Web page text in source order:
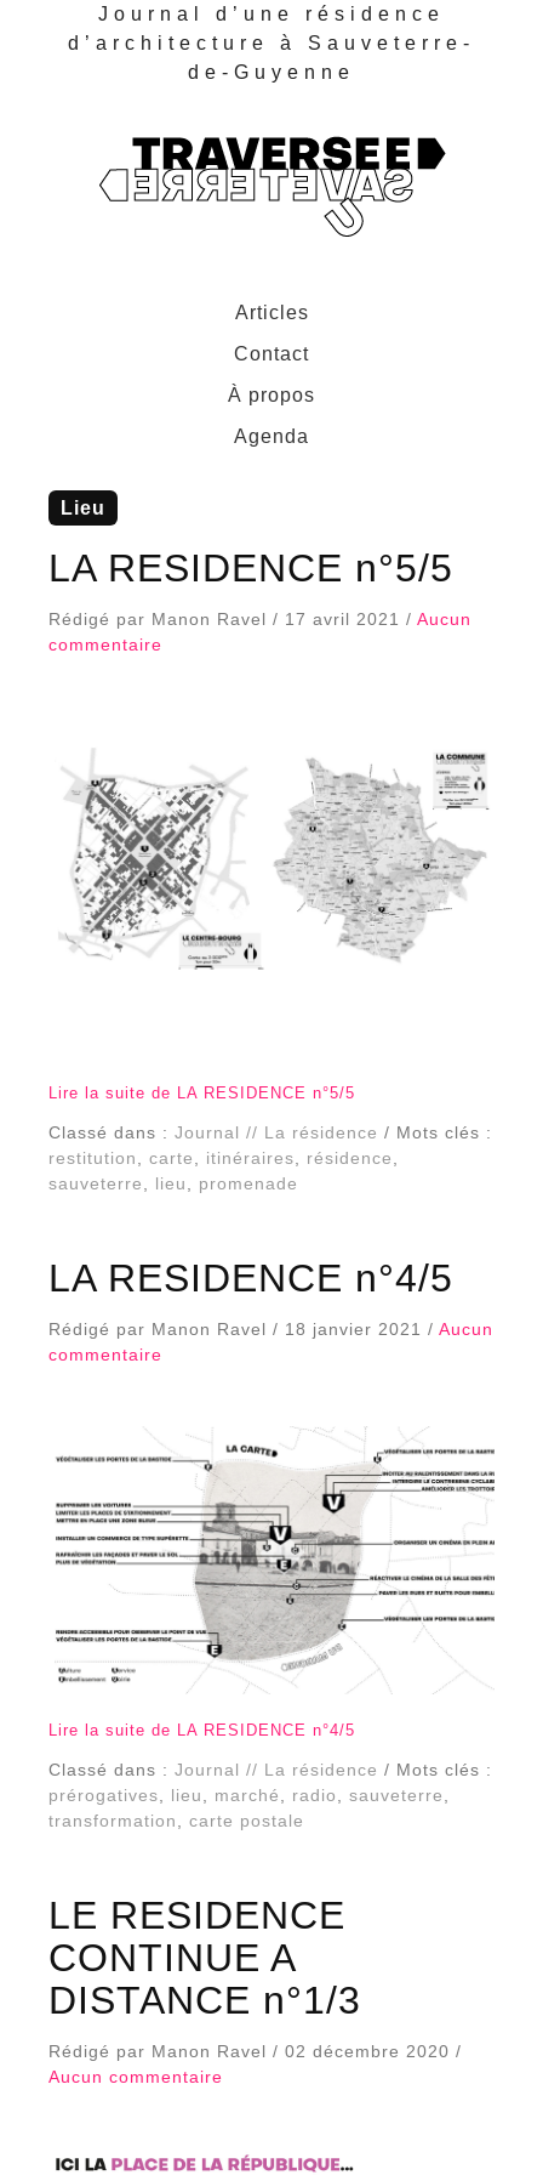
Journal d’une résidence
d’architecture à Sauveterre-
de-Guyenne
Articles
Contact
À propos
Agenda
lieu
LA RESIDENCE n°5/5
Rédigé par Manon Ravel / 17 avril 2021 / Aucun
commentaire
Lire la suite de LA RESIDENCE n°5/5
Classé dans : Journal // La résidence / Mots clés :
restitution
carte itinéraires résidence
sauveterre
lieu promenade
LA RESIDENCE n°4/5
Rédigé par Manon Ravel / 18 janvier 2021 / Aucun
commentaire
Lire la suite de LA RESIDENCE n°4/5
Classé dans : Journal // La résidence / Mots clés :
prérogatives
lieu marché radio sauveterre
transformation
carte postale
LE RESIDENCE
CONTINUE A
DISTANCE n°1/3
Rédigé par Manon Ravel / 02 décembre 2020 /
Aucun commentaire